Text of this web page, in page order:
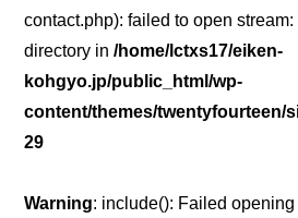
contact.php): failed to open
directory in/home/lctxs17/eiken-
kohgyo.jp/public_html/wp-
content/themes/twentyfourteen/
29
Warning: include(): Failed